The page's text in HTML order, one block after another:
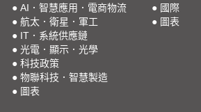
● AI．智慧應用．電商物流
● 航太．衛星．軍工
● IT．系統供應鏈
● 光電．顯示．光學
● 科技政策
● 物聯科技．智慧製造
● 圖表
● 國際
● 圖表